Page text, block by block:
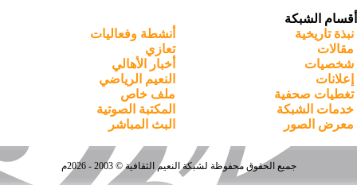
أقسام الشبكة
نبذة تاريخية
أنشطة وفعاليات
مقالات
تعازي
شخصيات
أخبار الأهالي
إعلانات
النعيم الرياضي
تغطيات صحفية
ملف خاص
خدمات الشبكة
المكتبة الصوتية
معرض الصور
البث المباشر
جميع الحقوق محفوظة لشبكة النعيم الثقافية © 2003 - 2026م